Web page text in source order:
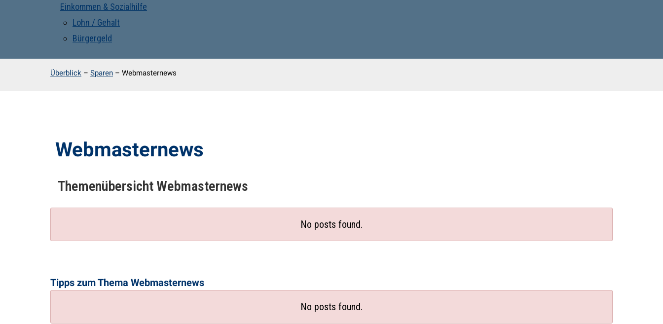
Einkommen & Sozialhilfe
Lohn / Gehalt
Bürgergeld
Überblick – Sparen – Webmasternews
Webmasternews
Themenübersicht Webmasternews
No posts found.
Tipps zum Thema ​Webmasternews
No posts found.